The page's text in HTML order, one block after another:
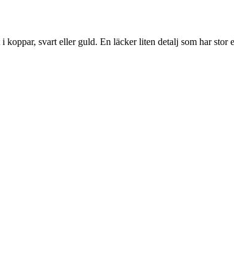
koppar, svart eller guld. En läcker liten detalj som har